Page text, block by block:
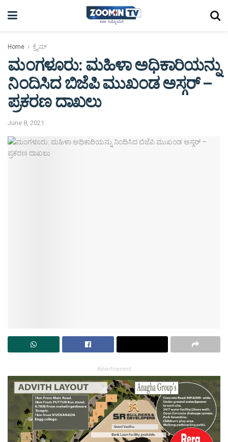
Home ಕ್ರೈಮ್
ಮಂಗಳೂರು: ಮಹಿಳಾ ಅಧಿಕಾರಿಯನ್ನು
ನಿಂದಿಸಿದ ಬಿಜೆಪಿ ಮುಖಂಡ ಅಸ್ಗರ್ –
ಪ್ರಕರಣ ದಾಖಲು
June 8, 2021
Advertisement